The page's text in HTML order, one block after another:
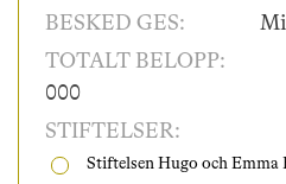
BESKED GES:
TOTALT BELOPP:
000
STIFTELSER:
Stiftelsen Hugo och